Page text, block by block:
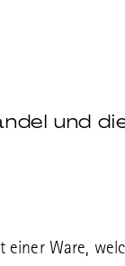
und
Ware,